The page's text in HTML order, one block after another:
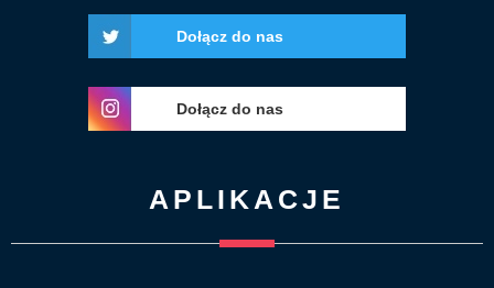
Dołącz do nas
Dołącz do nas
APLIKACJE